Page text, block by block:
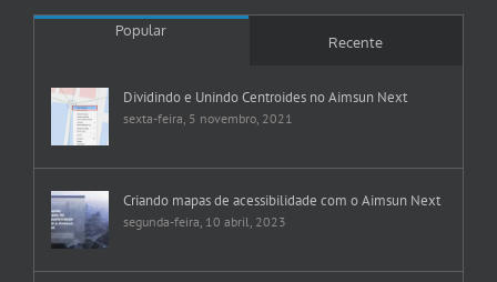
Popular
Recente
Dividindo e Unindo Centroides no Aimsun Next
sexta-feira, 5 novembro, 2021
Criando mapas de acessibilidade com o Aimsun Next
segunda-feira, 10 abril, 2023